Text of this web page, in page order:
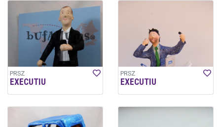
PRSZ
EXECUTIU
PRSZ
EXECUTIU